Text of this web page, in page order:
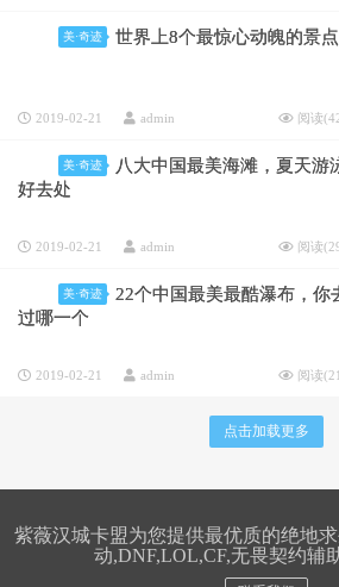
美·奇迹 世界上8个最惊心动魄的景点
2019-02-21 admin 阅读(
美·奇迹
八大中国最美海滩，夏天游
好去处
2019-02-21 admin 阅读(
美·奇迹
22个中国最美最酷瀑布，你
过哪一个
2019-02-21 admin 阅读(
点击加载更多
紫薇汉城卡盟为您提供最优质的绝地
动,DNF,LOL,CF,无畏契约辅